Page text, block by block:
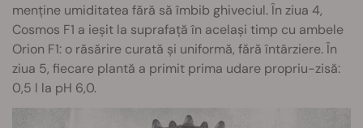
menține umiditatea fără să îmbib ghiveciul. În ziua 4,
Cosmos F1 a ieșit la suprafață în același timp cu ambele
Orion F1: o răsărire curată și uniformă, fără întârziere. În
ziua 5, fiecare plantă a primit prima udare propriu-zisă:
0,5 l la pH 6,0.